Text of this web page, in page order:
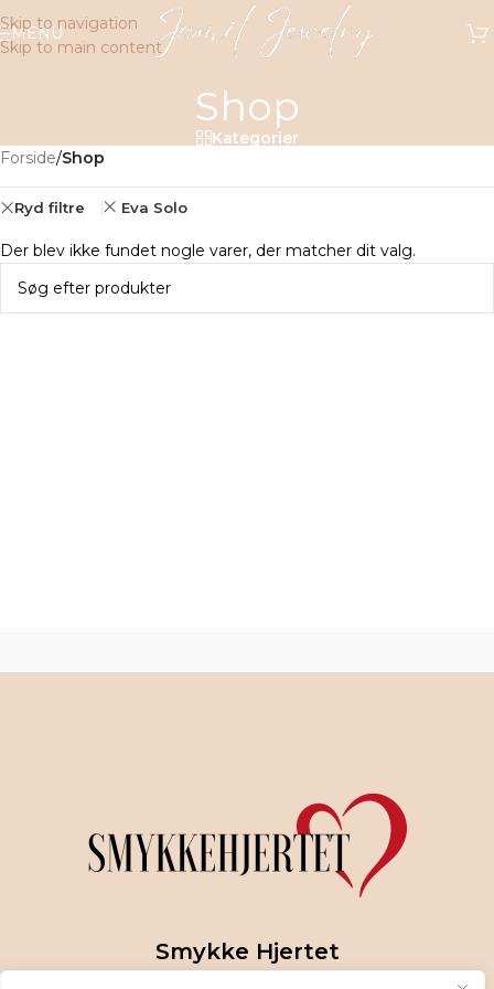
Skip to navigation
Skip to main content
MENU
Shop
Kategorier
Forside/Shop
Ryd filtre Eva Solo
Der blev ikke fundet nogle varer, der matcher dit valg.
Smykke Hjertet